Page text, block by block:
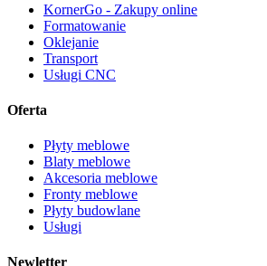
KornerGo - Zakupy online
Formatowanie
Oklejanie
Transport
Usługi CNC
Oferta
Płyty meblowe
Blaty meblowe
Akcesoria meblowe
Fronty meblowe
Płyty budowlane
Usługi
Newletter